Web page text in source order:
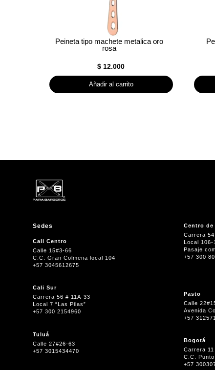
Peineta tipo machete metalica oro
rosa
$ 12.000
Añadir al carrito
Sedes
Cali Centro
Calle 15#3-66
C.C. Gran Colmena local 104
+57 3045612675
Cali Sur
Carrera 56 # 11A-33
Local 7 “Las Pilas”
+57 300 2154960
Tuluá
Calle 27#26-63
+57 3015434470
Centro de
Carrera
Local
Pasaje
+57 300
Pasto
Calle
Avenida
+57
Bogotá
Carrera
C.C.
+57